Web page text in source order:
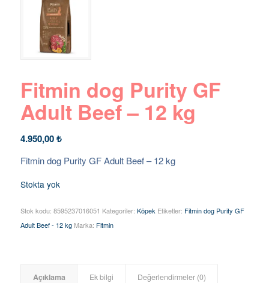
Fitmin dog Purity GF
Adult Beef – 12 kg
4.950,00₺
Fitmin dog Purity GF Adult Beef – 12 kg
Stokta yok
Stok kodu: 8595237016051 Kategoriler: Köpek Etiketler: Fitmin dog Purity GF
Adult Beef - 12 kg Marka: Fitmin
Açıklama Ek bilgi Değerlendirmeler (0)